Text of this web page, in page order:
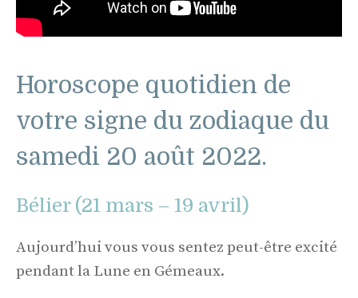
Horoscope quotidien de
votre signe du zodiaque du
samedi 20 août 2022.
Bélier (21 mars – 19 avril)
Aujourd’hui vous vous sentez peut-être excité
pendant la Lune en Gémeaux.